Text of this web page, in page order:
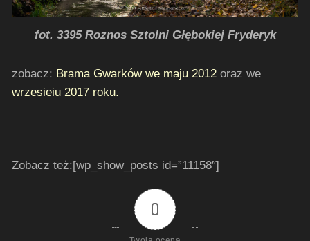
fot. 3395 Roznos Sztolni Głębokiej Fryderyk
zobacz: Brama Gwarków we maju 2012 oraz we
wrzesieiu 2017 roku.
Zobacz też:[wp_show_posts id=”11158″]
0